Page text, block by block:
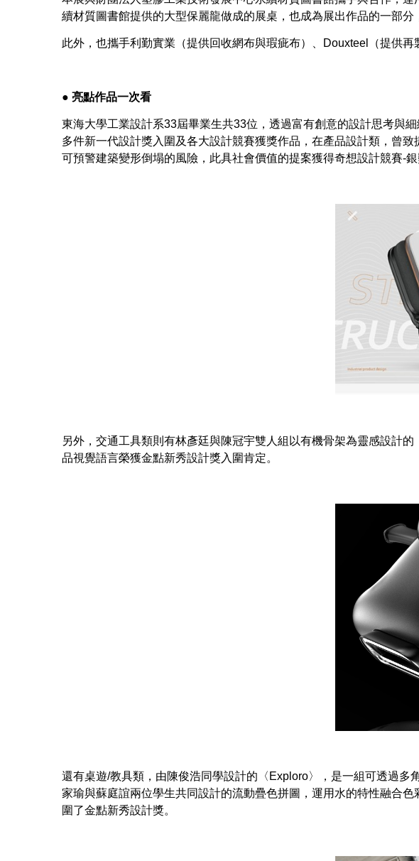
續材質圖書館提供的大型保麗龍做成的展桌，也成為展出作品的一部分
此外，也攜手利勤實業（提供回收網布與瑕疵布）、Douxteel（提供
● 亮點作品一次看
東海大學工業設計系33屆畢業生共33位，透過富有創意的設計思考與
多件新一代設計獎入圍及各大設計競賽獲獎作品，在產品設計類，曾
可預警建築變形倒塌的風險，此具社會價值的提案獲得奇想設計競賽-
另外，交通工具類則有林彥廷與陳冠宇雙人組以有機骨架為靈感設計
品視覺語言榮獲金點新秀設計獎入圍肯定。
還有桌遊/教具類，由陳俊浩同學設計的〈Exploro〉，是一組可透過
家瑜與蘇庭誼兩位學生共同設計的流動疊色拼圖，運用水的特性融合
圍了金點新秀設計獎。